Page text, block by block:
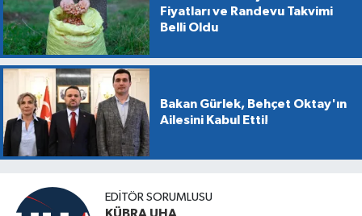
Fiyatları ve Randevu Takvimi
Belli Oldu
Bakan Gürlek, Behçet Oktay'ın
Ailesini Kabul Etti!
EDİTÖR SORUMLUSU